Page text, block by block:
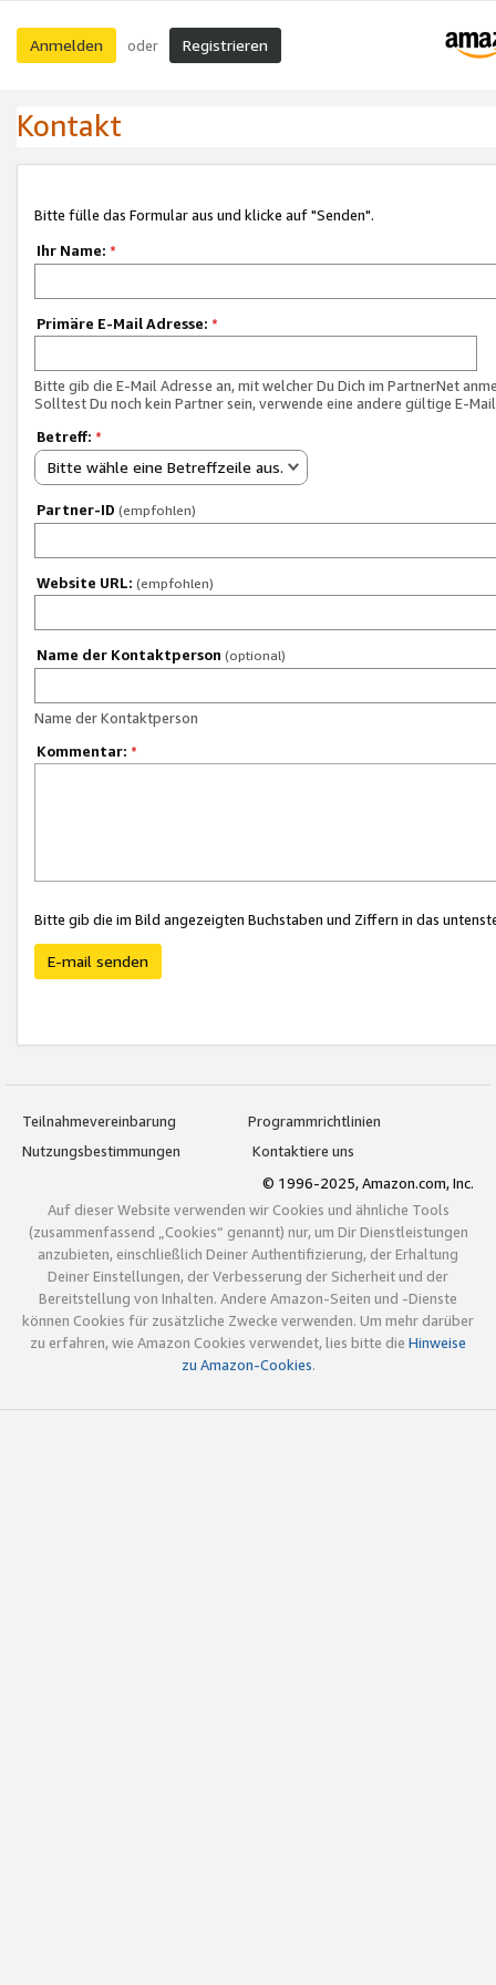
Anmelden oder Registrieren
Kontakt
Bitte fülle das Formular aus und klicke auf "Senden".
Ihr Name: *
Primäre E-Mail Adresse: *
Bitte gib die E-Mail Adresse an, mit welcher Du Dich im PartnerNet
Solltest Du noch kein Partner sein, verwende eine andere gültige E-
Betreff: *
Bitte wähle eine Betreffzeile aus.
Partner-ID (empfohlen)
Website URL: (empfohlen)
Name der Kontaktperson (optional)
Name der Kontaktperson
Kommentar: *
Bitte gib die im Bild angezeigten Buchstaben und Ziffern in das
E-mail senden
Teilnahmevereinbarung
Programmrichtlinien
Nutzungsbestimmungen
Kontaktiere uns
© 1996-2025, Amazon.com, Inc.
Auf dieser Website verwenden wir Cookies und ähnliche Tools
(zusammenfassend „Cookies“ genannt) nur, um Dir Dienstleistungen
anzubieten, einschließlich Deiner Authentifizierung, der Erhaltung
Deiner Einstellungen, der Verbesserung der Sicherheit und der
Bereitstellung von Inhalten. Andere Amazon-Seiten und -Dienste
können Cookies für zusätzliche Zwecke verwenden. Um mehr darüber
zu erfahren, wie Amazon Cookies verwendet, lies bitte die Hinweise
zu Amazon-Cookies.